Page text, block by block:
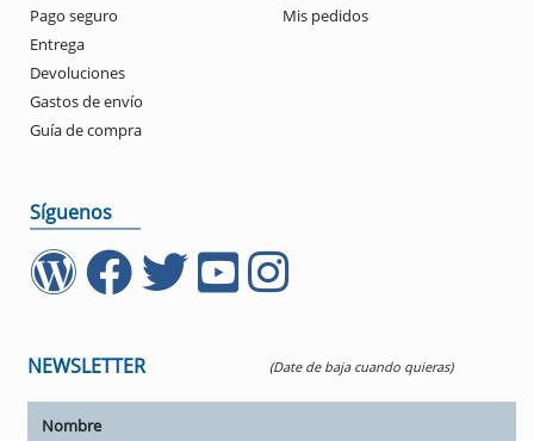
Pago seguro
Entrega
Devoluciones
Gastos de envío
Guía de compra
Mis pedidos
Síguenos
NEWSLETTER (Date de baja cuando quieras)
tamaño del texto